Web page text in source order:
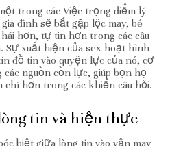
trong các Việc trọng điểm lý
đình sẽ bắt gặp lộc may, bé
hơn, tự tin hơn trong các câu
Sự xuất hiện của sex hoạt hình
đồ tin vào quyện lực của nó, cơ
nguồn cồn lực, giúp bọn họ
chí hơn trong các khiến câu hỏi.
tin và hiện thực
biệt giữa lòng tin vào vận may